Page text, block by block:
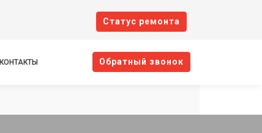
Cтатус ремонта
КОНТАКТЫ Oбратный звонок